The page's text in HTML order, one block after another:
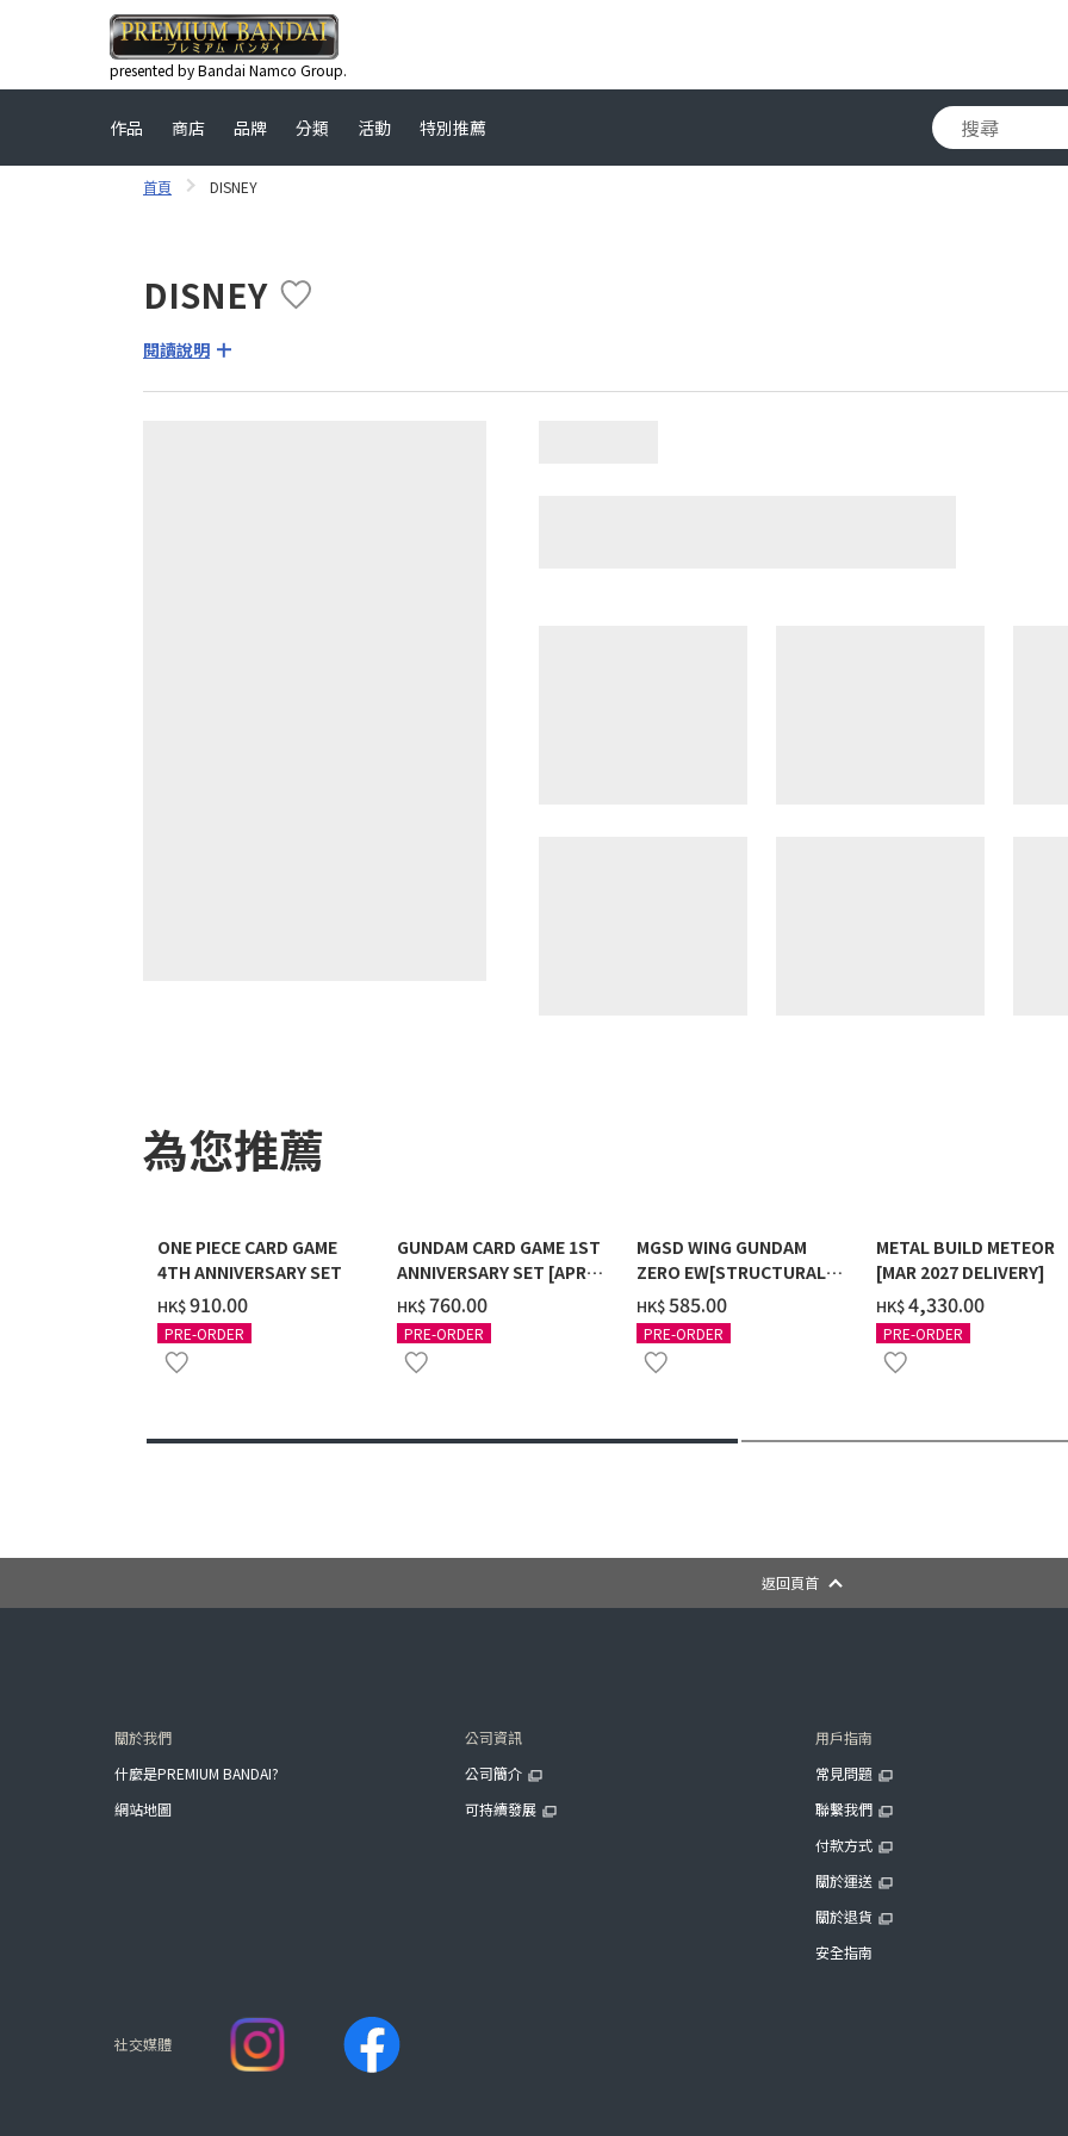
presented by Bandai Namco Group.
作品 商店 品牌 分類 活動 特別推薦
首頁 DISNEY
DISNEY
閱讀說明
為您推薦
ONE PIECE CARD GAME
4TH ANNIVERSARY SET
HK$‌910.00
PRE-ORDER
GUNDAM CARD GAME 1ST
ANNIVERSARY SET [APR
2027 DELIVERY]
HK$‌760.00
PRE-ORDER
MGSD WING GUNDAM
ZERO EW[STRUCTURAL
COATING/BLACK] [2026年
12月發送]
HK$‌585.00
PRE-ORDER
METAL BUILD METEOR
[MAR 2027 DELIVERY]
HK$‌4,330.00
PRE-ORDER
返回頁首
關於我們
什麼是PREMIUM BANDAI?
網站地圖
公司資訊
公司簡介
可持續發展
用戶指南
常見問題
聯繫我們
付款方式
關於運送
關於退貨
安全指南
社交媒體